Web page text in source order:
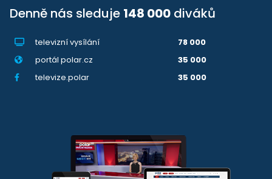
Denně nás sleduje 148 000 diváků
televizní vysílání
78 000
portál polar.cz
35 000
televize.polar
35 000